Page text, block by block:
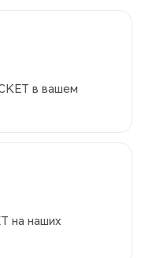
в вашем
на наших